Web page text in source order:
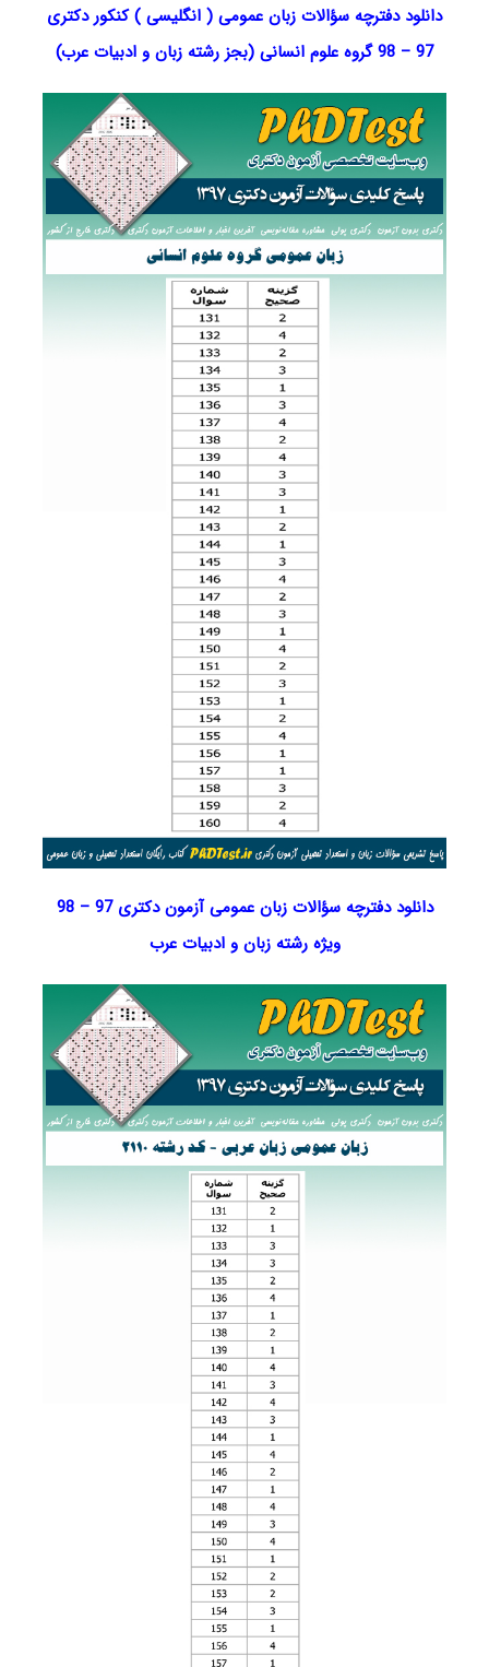
دانلود دفترچه سؤالات زبان عمومی ( انگلیسی ) کنکور دکتری
97 – 98 گروه علوم انسانی (بجز رشته زبان و ادبیات عرب)
دانلود دفترچه سؤالات زبان عمومی آزمون دکتری 97 – 98
ویژه رشته زبان و ادبیات عرب